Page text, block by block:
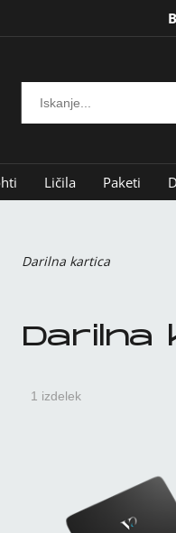
Ličila Paketi
Darilna kartica
Darilna
1 izdelek